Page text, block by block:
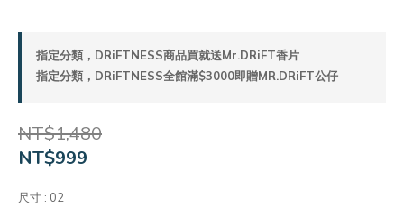
指定分類，DRiFTNESS商品買就送Mr.DRiFT香片
指定分類，DRiFTNESS全館滿$3000即贈MR.DRiFT公仔
NT$1,480
NT$999
尺寸 : 02